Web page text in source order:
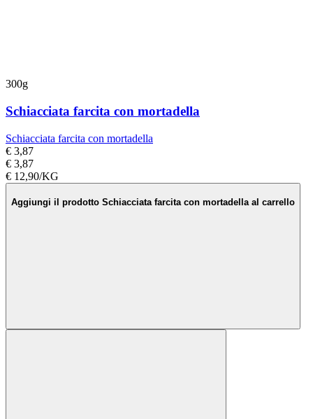
300g
Schiacciata farcita con mortadella
Schiacciata farcita con mortadella
€ 3,87
€ 3,87
€ 12,90/KG
Aggiungi il prodotto Schiacciata farcita con mortadella al carrello